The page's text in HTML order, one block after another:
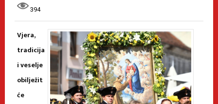
394
Vjera,
tradicija
i veselje
obilježit
će